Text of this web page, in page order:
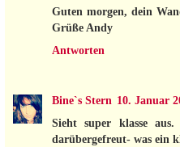
Guten morgen, dein
Grüße Andy
Antworten
Bine`s Stern 10. Januar
Sieht super klasse
darübergefreut- was ein